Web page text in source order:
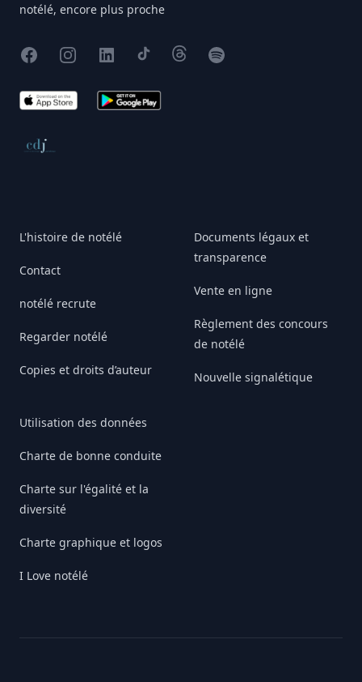
notélé, encore plus proche
FacebookInstagram
X TikTokThreadsSpotify
App Store Google Play
Conseil de déontologie journalistique
L'histoire de notélé
Contact
notélé recrute
Regarder notélé
Copies et droits d’auteur
Utilisation des données
Charte de bonne conduite
Charte sur l'égalité et la
diversité
Charte graphique et logos
I Love notélé
Documents légaux et
transparence
Vente en ligne
Règlement des concours
de notélé
Nouvelle signalétique